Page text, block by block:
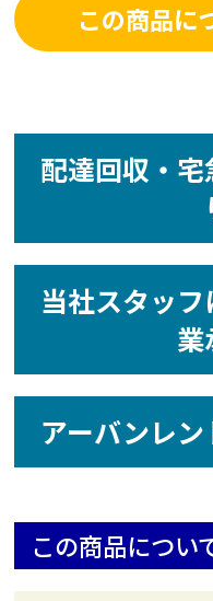
この商品に
配達回収・
当社スタッ
業
アーバンレ
この商品につい